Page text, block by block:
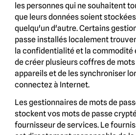
les personnes qui ne souhaitent
que leurs données soient
quelqu'un d'autre. Certains
passe installés localement
la confidentialité et la commodité
de créer plusieurs coffres de mots
appareils et de les synchroniser
connectez à Internet.
Les gestionnaires de mots de
stockent vos mots de passe
fournisseur de services. Le